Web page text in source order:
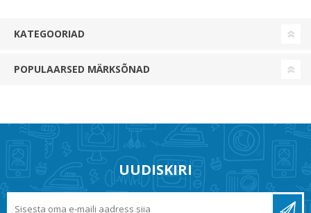
KATEGOORIAD
POPULAARSED MÄRKSÕNAD
UUDISKIRI